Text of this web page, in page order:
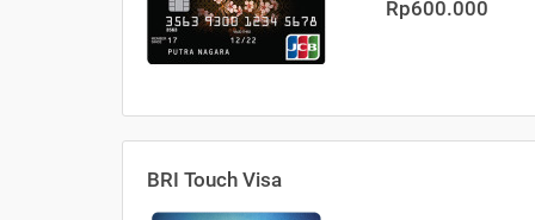
Rp600.000
BRI Touch Visa